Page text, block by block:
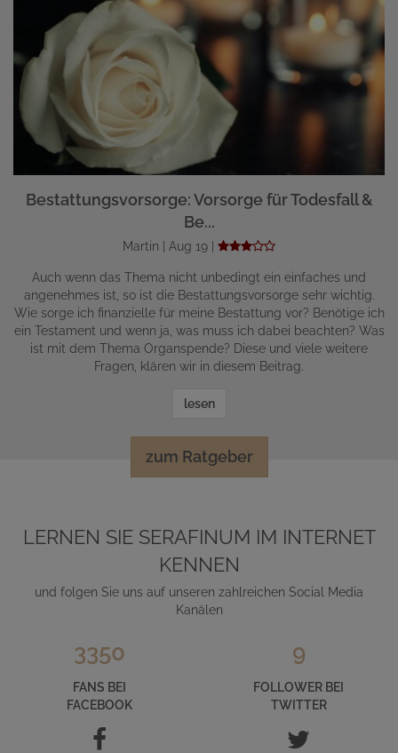
Bestattungsvorsorge: Vorsorge für Todesfall &
Be...
Martin | Aug 19 |
Auch wenn das Thema nicht unbedingt ein einfaches und
angenehmes ist, so ist die Bestattungsvorsorge sehr wichtig.
Wie sorge ich finanzielle für meine Bestattung vor? Benötige ich
ein Testament und wenn ja, was muss ich dabei beachten? Was
ist mit dem Thema Organspende? Diese und viele weitere
Fragen, klären wir in diesem Beitrag.
lesen
zum Ratgeber
LERNEN SIE SERAFINUM IM INTERNET
KENNEN
und folgen Sie uns auf unseren zahlreichen Social Media
Kanälen
3350
FANS BEI
FACEBOOK
9
FOLLOWER BEI
TWITTER